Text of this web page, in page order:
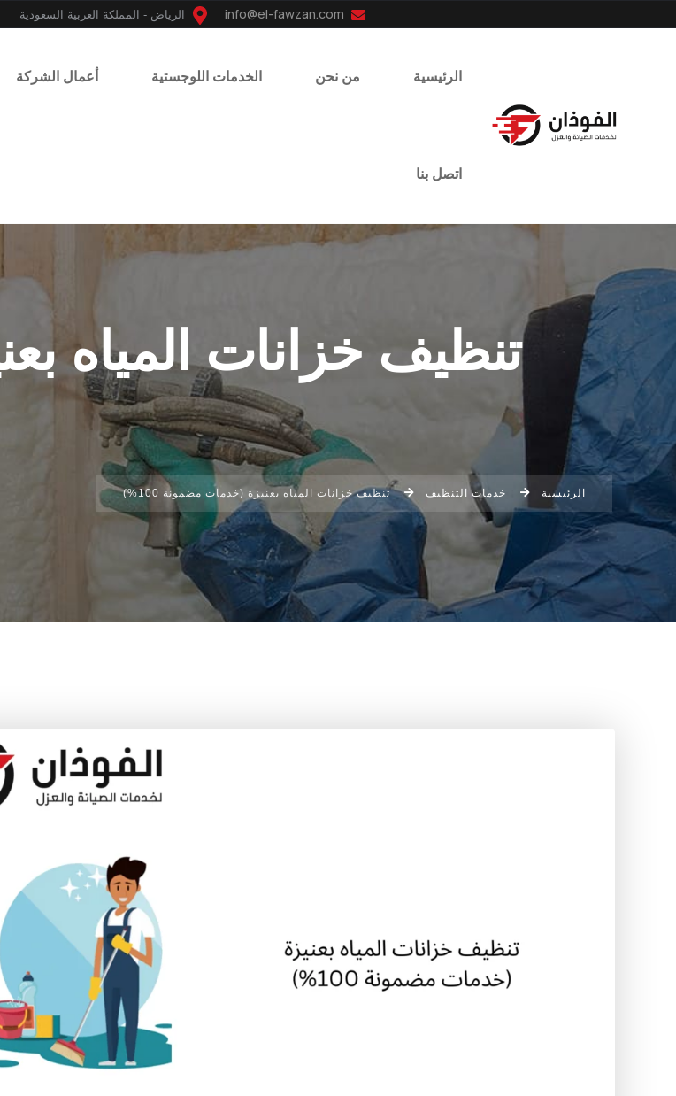
الرياض - المملكة العربية السعودية
الرئيسية من نحن الخدمات اللوجستية أعمال الشركة
اتصل بنا
تنظيف خزانات المياه
الرئيسية خدمات التنظيف تنظيف خزانات المياه بعنيزة (خدمات مضمونة 100%)